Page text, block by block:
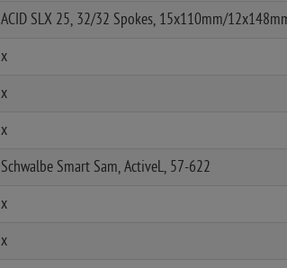
ACID SLX 25, 32/32 Spokes, 15x110mm/
x
x
x
Schwalbe Smart Sam, ActiveL, 57-622
x
x